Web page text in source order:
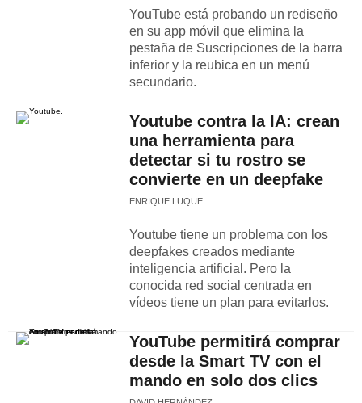
YouTube está probando un rediseño
en su app móvil que elimina la
pestaña de Suscripciones de la barra
inferior y la reubica en un menú
secundario.
Youtube contra la IA: crean
una herramienta para
detectar si tu rostro se
convierte en un deepfake
ENRIQUE LUQUE
Youtube tiene un problema con los
deepfakes creados mediante
inteligencia artificial. Pero la
conocida red social centrada en
vídeos tiene un plan para evitarlos.
YouTube permitirá comprar
desde la Smart TV con el
mando en solo dos clics